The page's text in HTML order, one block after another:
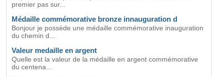
premier pas sur...
Médaille commémorative bronze innauguration d
Bonjour je possède une médaille commémorative inauguration
du chemin d...
Valeur medaille en argent
Quelle est la valeur de la médaille en argent commémorative
du centena...